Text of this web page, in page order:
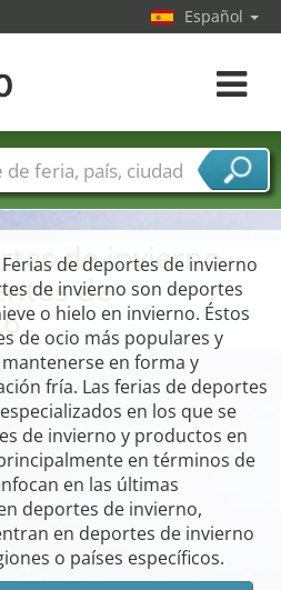
de invierno –
de
de deportes de invierno
de invierno son deportes
o hielo en invierno. Éstos
de ocio más populares y
en forma y
fría. Las ferias de deportes
en los que se
de invierno y productos en
en términos de
en las últimas
deportes de invierno,
en deportes de invierno
o países específicos.
Español
toggle
Países
Ciudades